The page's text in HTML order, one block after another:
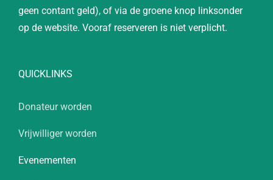
geen contant geld), of via de groene knop linksonder
op de website. Vooraf reserveren is niet verplicht.
QUICKLINKS
Donateur worden
Vrijwilliger worden
Evenementen